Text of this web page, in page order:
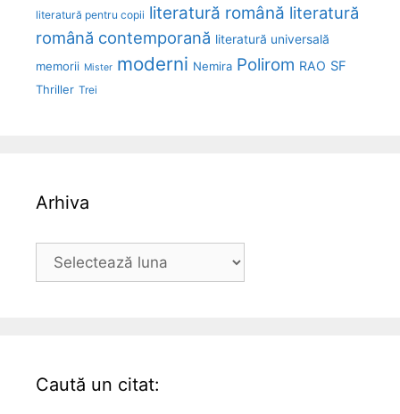
literatură pentru copii literatură română literatură
română contemporană literatură universală
memorii Mister moderni Nemira Polirom RAO SF
Thriller Trei
Arhiva
Arhiva
Caută un citat: